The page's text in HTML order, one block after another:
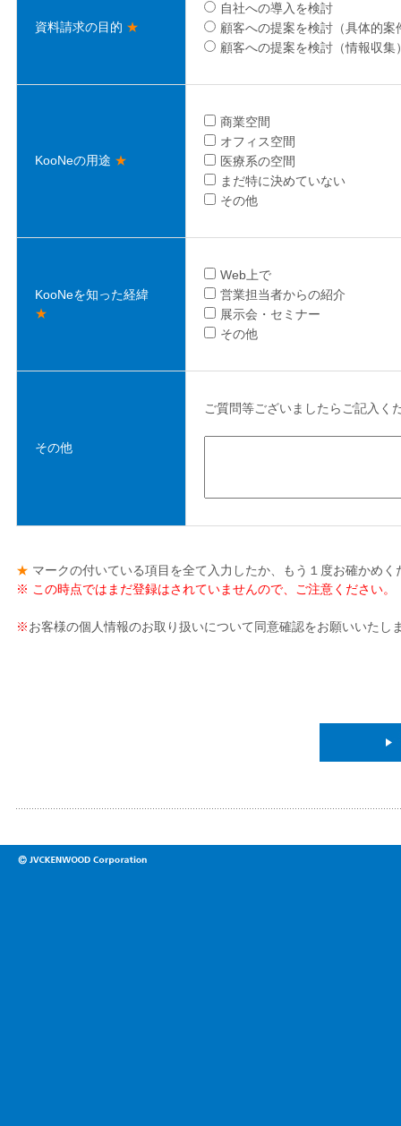
資料請求の目的 ★
自社への導入を検討
顧客への提案を検討（具体的案
顧客への提案を検討（情報収集
KooNeの用途 ★
商業空間
オフィス空間
医療系の空間
まだ特に決めていない
その他
KooNeを知った経緯
★
Web上で
営業担当者からの紹介
展示会・セミナー
その他
その他
ご質問等ございましたらご記入く
★ マークの付いている項目を全て入力したか、もう１度お確かめ
※ この時点ではまだ登録はされていませんので、ご注意ください。
※お客様の個人情報のお取り扱いについて同意確認をお願いいたし